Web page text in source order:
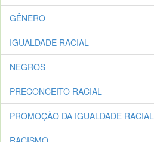
GÊNERO
IGUALDADE RACIAL
NEGROS
PRECONCEITO RACIAL
PROMOÇÃO DA IGUALDADE RACIAL